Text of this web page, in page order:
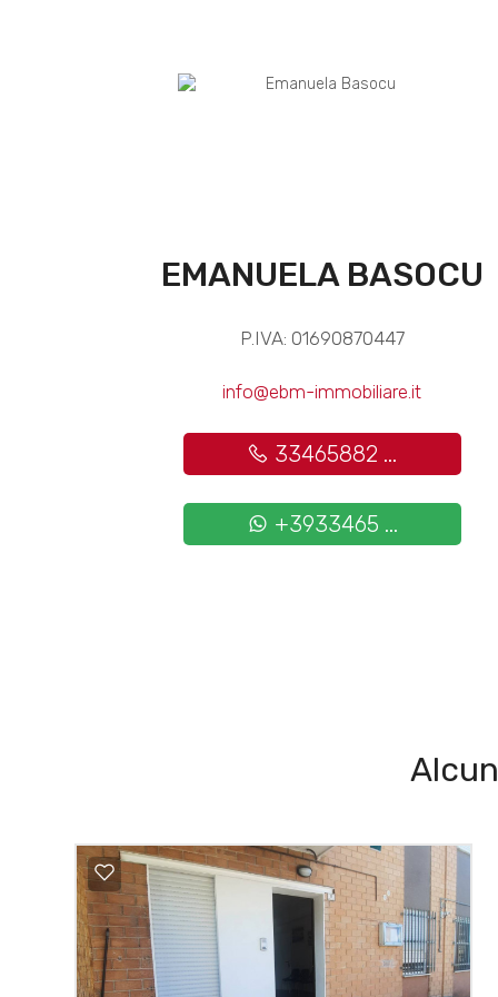
EMANUELA BASOCU
P.IVA: 01690870447
info@ebm-immobiliare.it
33465882 ...
+3933465 ...